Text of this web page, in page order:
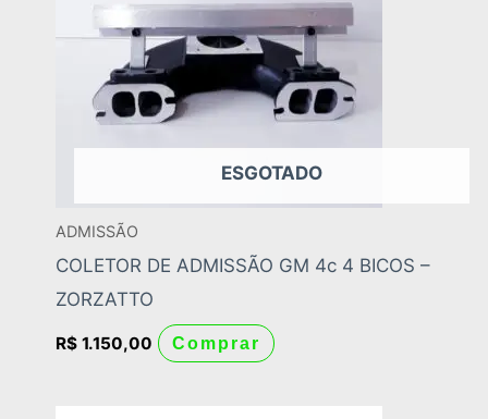
ESGOTADO
ADMISSÃO
COLETOR DE ADMISSÃO GM 4c 4 BICOS –
ZORZATTO
R$ 1.150,00 Comprar